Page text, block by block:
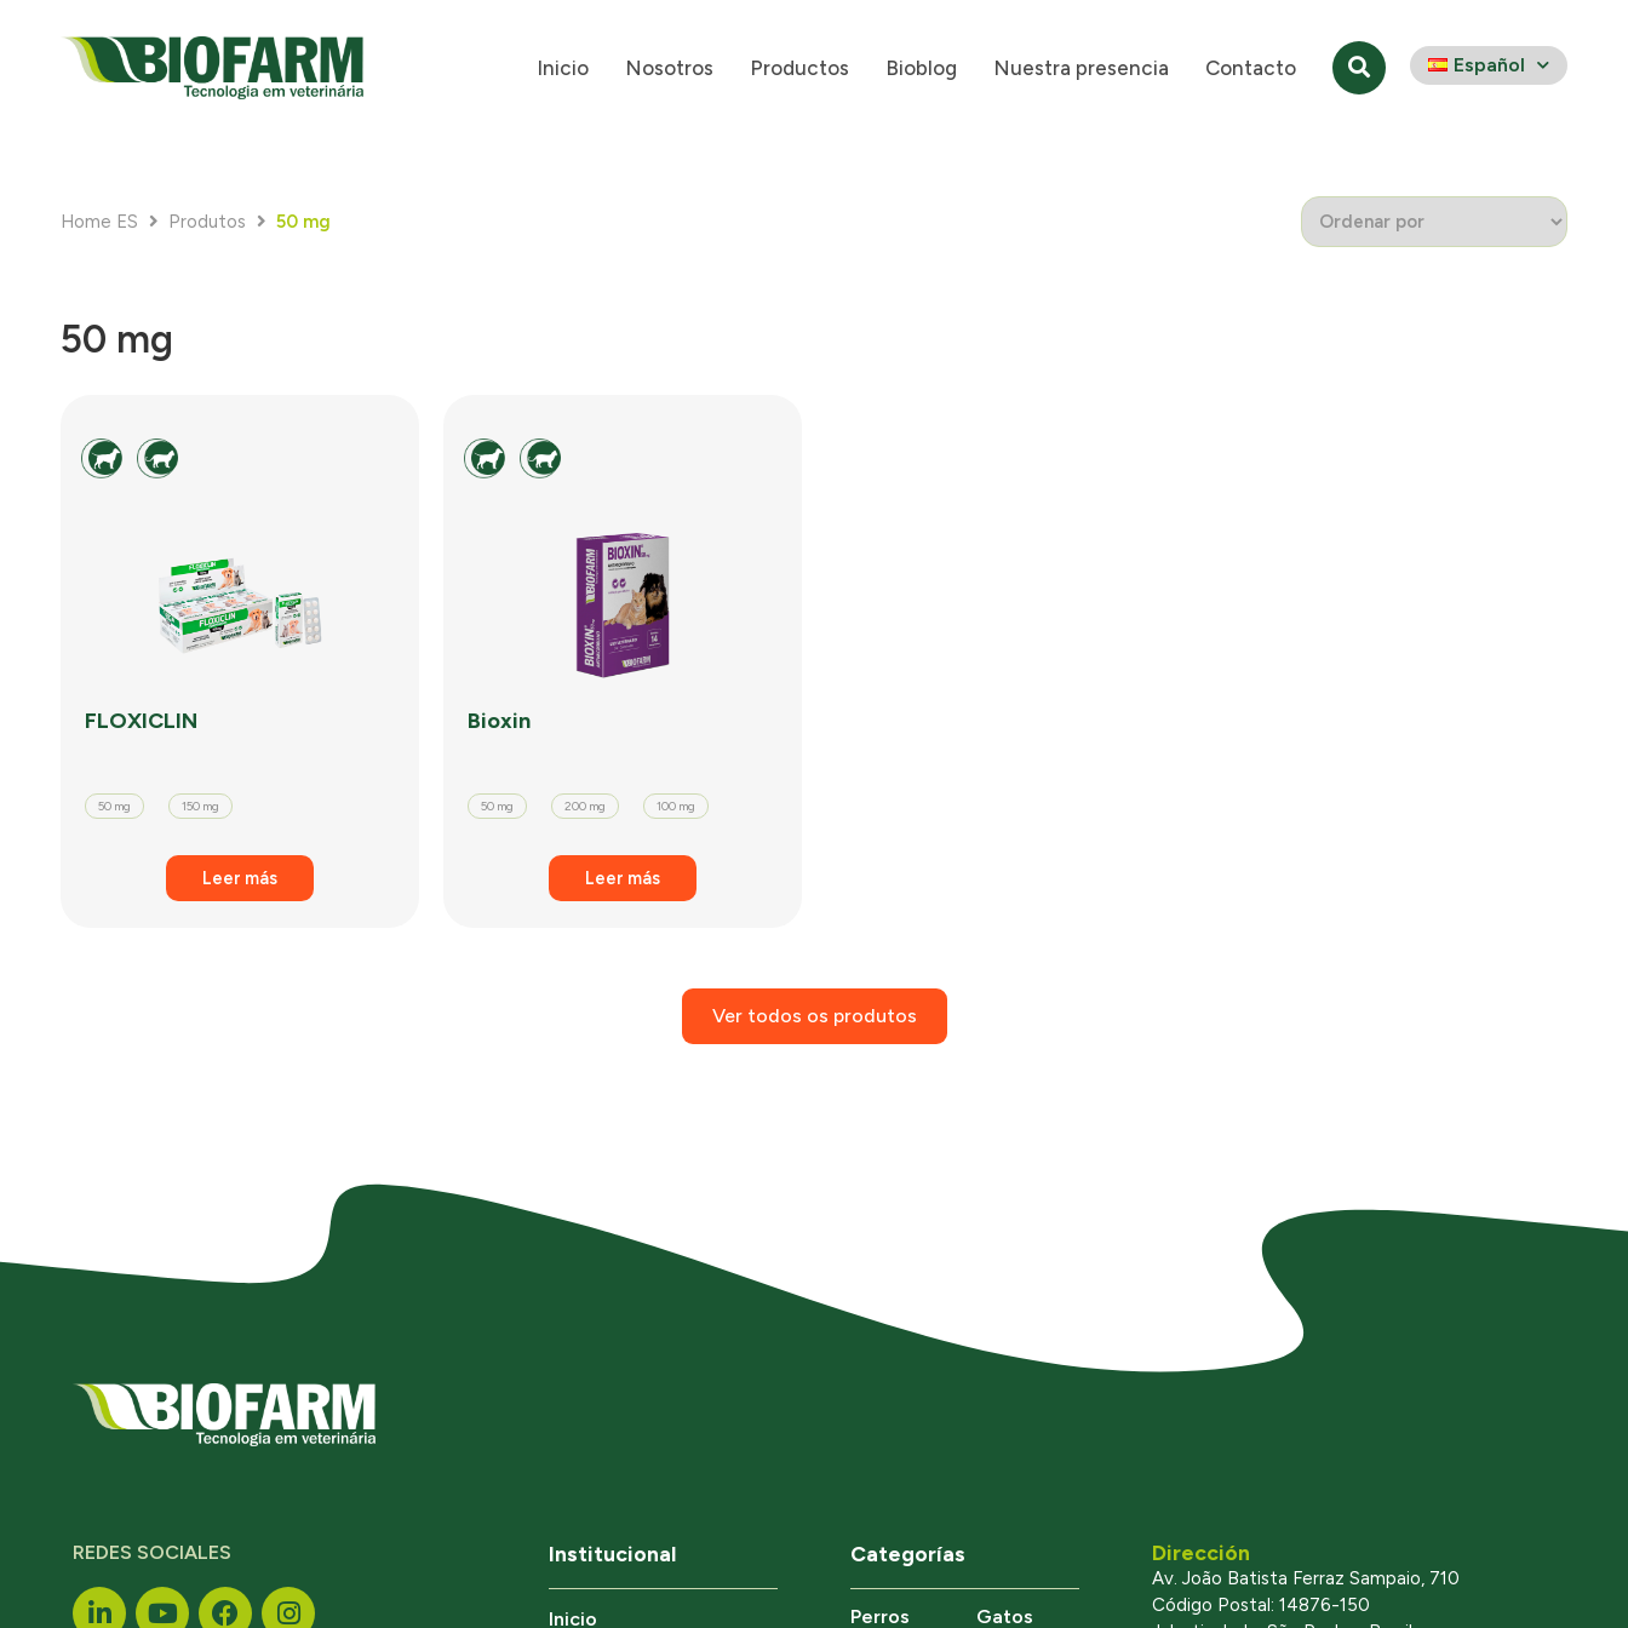
Inicio Nosotros Productos Bioblog Nuestra presencia Contacto Español
Home ES Produtos 50 mg
50 mg
FLOXICLIN
50 mg 150 mg
Leer más
Bioxin
50 mg 200 mg 100 mg
Leer más
Ver todos os produtos
REDES SOCIALES Institucional
Inicio
Categorías
Perros Gatos
Dirección
Av. João Batista Ferraz Sampaio, 710
Código Postal: 14876-150